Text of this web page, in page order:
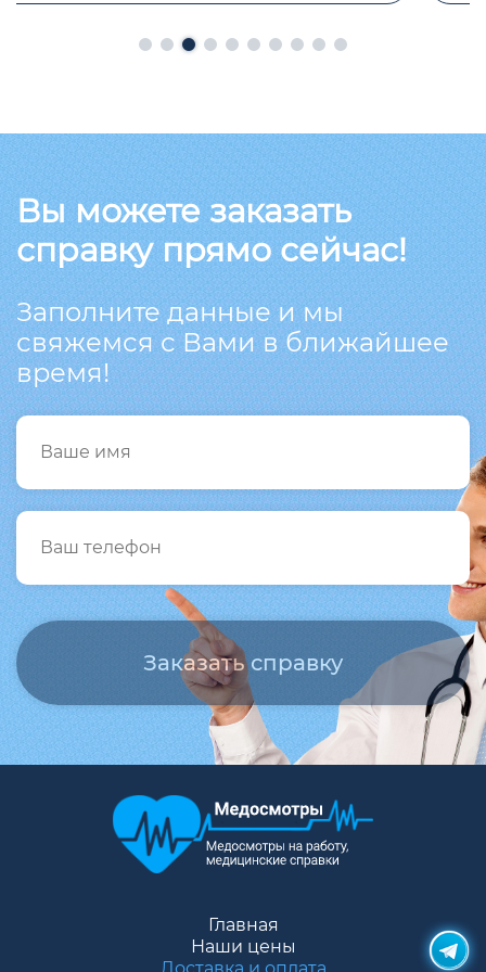
Вы можете заказать
справку прямо сейчас!
Заполните данные и мы
свяжемся с Вами в ближайшее
время!
Главная
Наши цены